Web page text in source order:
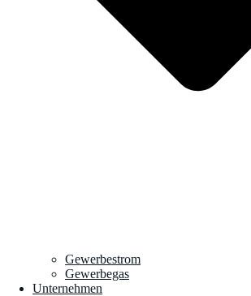
Gewerbestrom
Gewerbegas
Unternehmen